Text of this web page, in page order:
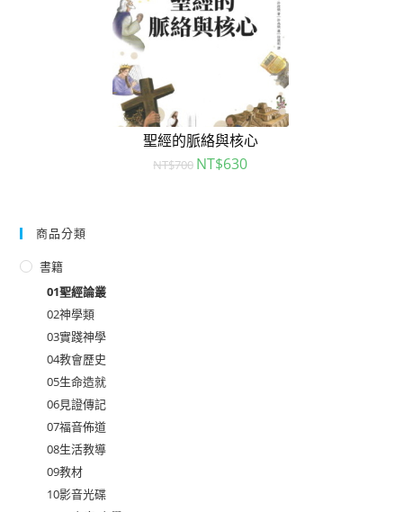
聖經的脈絡與核心
NT$700 NT$630
商品分類
書籍
01聖經論叢
02神學類
03實踐神學
04教會歷史
05生命造就
06見證傳記
07福音佈道
08生活教導
09教材
10影音光碟